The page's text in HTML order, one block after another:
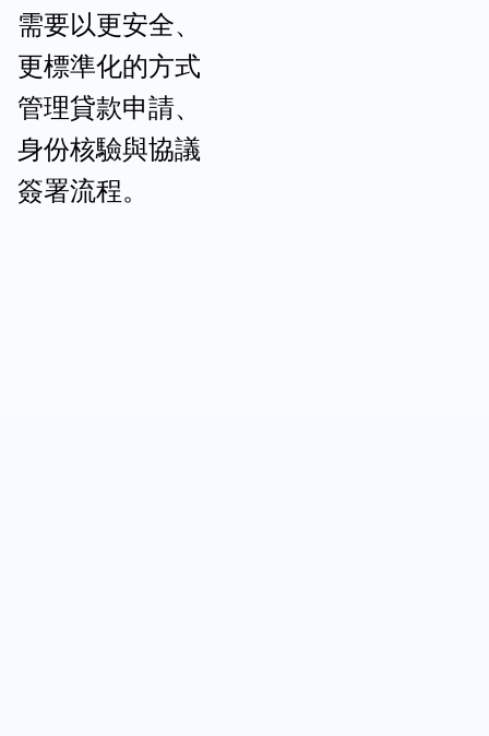
需要以更安全、
更標準化的方式
管理貸款申請、
身份核驗與協議
簽署流程。